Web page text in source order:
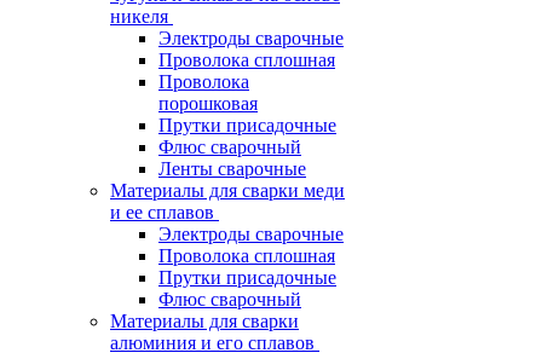
никеля
Электроды сварочные
Проволока сплошная
Проволока
порошковая
Прутки присадочные
Флюс сварочный
Ленты сварочные
Материалы для сварки меди
и ее сплавов
Электроды сварочные
Проволока сплошная
Прутки присадочные
Флюс сварочный
Материалы для сварки
алюминия и его сплавов